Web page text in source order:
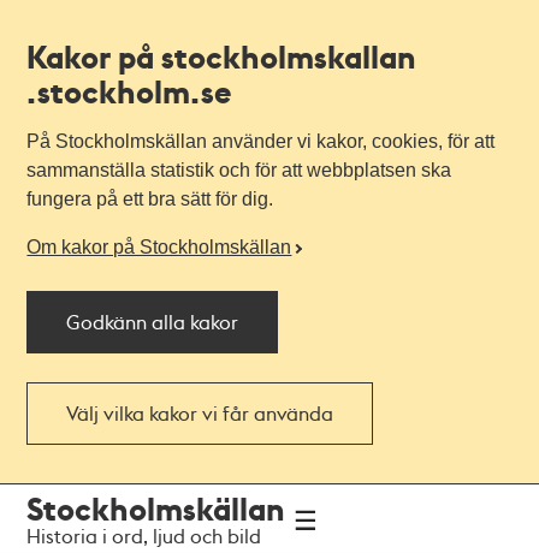
Kakor på stockholmskallan
.stockholm.se
På Stockholmskällan använder vi kakor, cookies, för att
sammanställa statistik och för att webbplatsen ska
fungera på ett bra sätt för dig.
Om kakor på Stockholmskällan
Godkänn alla kakor
Välj vilka kakor vi får använda
navigationen
huvudinnehållet
Stockholmskällan
Historia i ord, ljud och bild